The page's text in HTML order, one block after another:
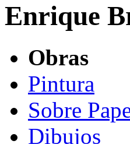
Enrique
Obras
Pintura
Sobre
Dibujos